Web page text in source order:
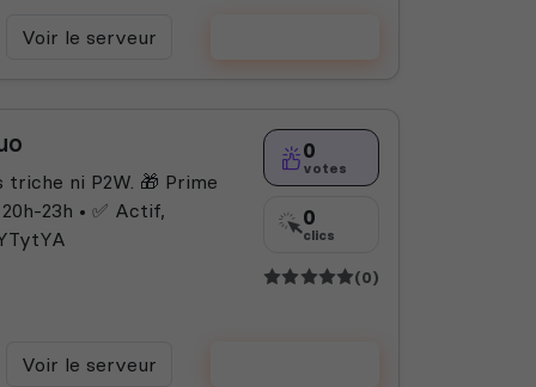
Voir le serveur
ni P2W. 🎁 Prime
23h • ✅ Actif,
0
votes
0
clics
(0)
Voir le serveur